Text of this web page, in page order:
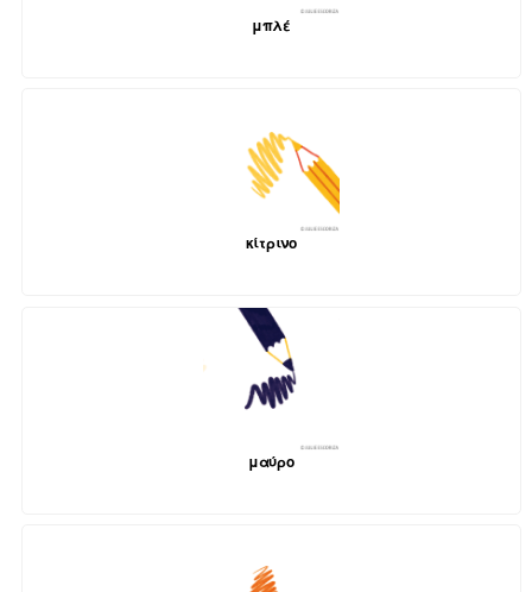
μπλέ
κίτρινο
μαύρο